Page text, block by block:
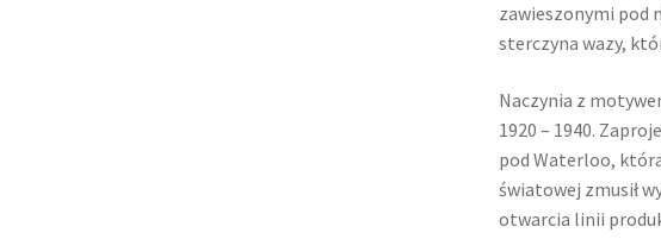
zawieszonymi pod
sterczyna wazy,
Naczynia z
1920 – 1940.
pod Waterloo,
światowej zmusił
otwarcia linii